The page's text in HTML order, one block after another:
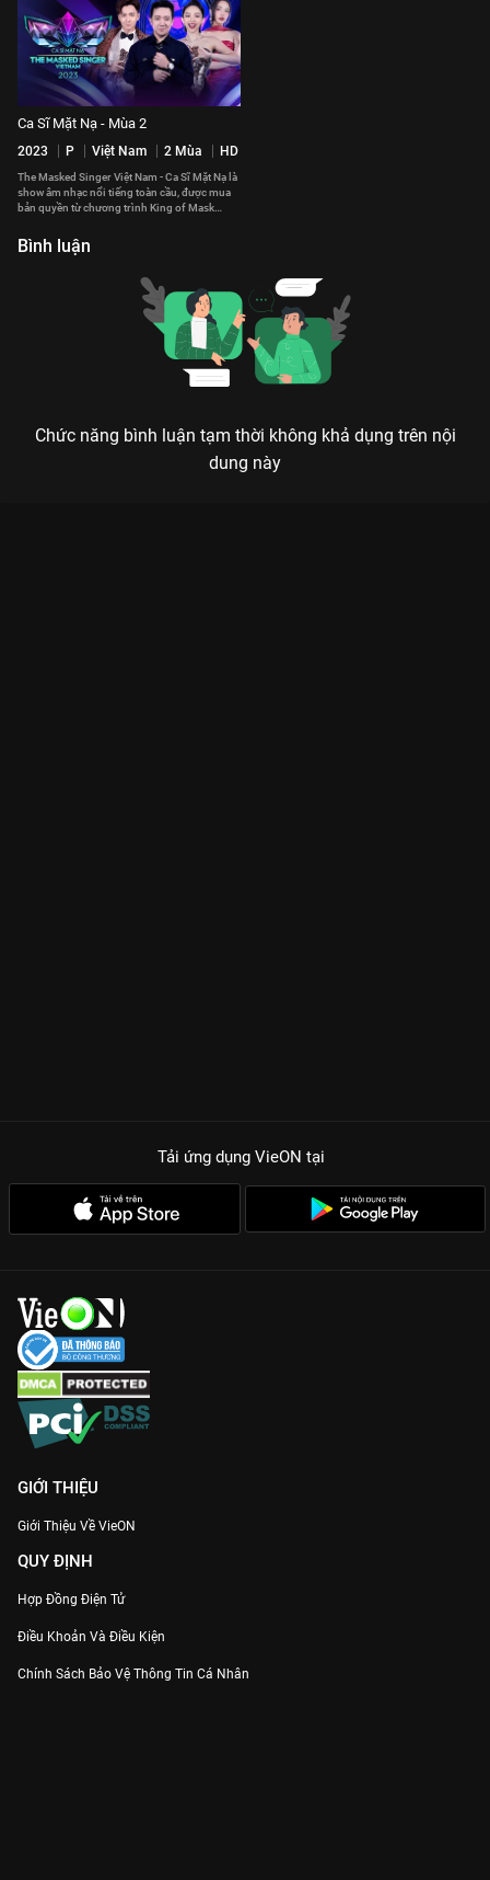
Ca Sĩ Mặt Nạ - Mùa 2
2023 P Việt Nam 2 Mùa HD
The Masked Singer Việt Nam - Ca Sĩ Mặt Nạ là
show âm nhạc nổi tiếng toàn cầu, được mua
bản quyền từ chương trình King of Mask
Bình luận
Chức năng bình luận tạm thời không khả dụng trên nội
dung này
Tải ứng dụng VieON tại
GIỚI THIỆU
Giới Thiệu Về VieON
QUY ĐỊNH
Hợp Đồng Điện Tử
Điều Khoản Và Điều Kiện
Chính Sách Bảo Vệ Thông Tin Cá Nhân